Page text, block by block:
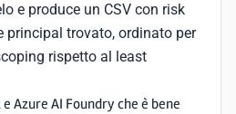
e produce un CSV con risk
principal trovato, ordinato per
rispetto al least
Azure AI Foundry che è bene